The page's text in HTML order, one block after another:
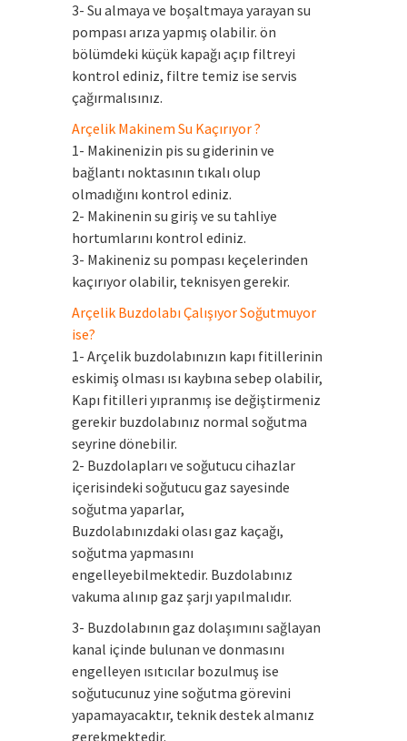
3- Su almaya ve boşaltmaya yarayan su
pompası arıza yapmış olabilir. ön
bölümdeki küçük kapağı açıp filtreyi
kontrol ediniz, filtre temiz ise servis
çağırmalısınız.
Arçelik Makinem Su Kaçırıyor ?
1- Makinenizin pis su giderinin ve
bağlantı noktasının tıkalı olup
olmadığını kontrol ediniz.
2- Makinenin su giriş ve su tahliye
hortumlarını kontrol ediniz.
3- Makineniz su pompası keçelerinden
kaçırıyor olabilir, teknisyen gerekir.
Arçelik Buzdolabı Çalışıyor Soğutmuyor
ise?
1- Arçelik buzdolabınızın kapı fitillerinin
eskimiş olması ısı kaybına sebep olabilir,
Kapı fitilleri yıpranmış ise değiştirmeniz
gerekir buzdolabınız normal soğutma
seyrine dönebilir.
2- Buzdolapları ve soğutucu cihazlar
içerisindeki soğutucu gaz sayesinde
soğutma yaparlar,
Buzdolabınızdaki olası gaz kaçağı,
soğutma yapmasını
engelleyebilmektedir. Buzdolabınız
vakuma alınıp gaz şarjı yapılmalıdır.
3- Buzdolabının gaz dolaşımını sağlayan
kanal içinde bulunan ve donmasını
engelleyen ısıtıcılar bozulmuş ise
soğutucunuz yine soğutma görevini
yapamayacaktır, teknik destek almanız
gerekmektedir.